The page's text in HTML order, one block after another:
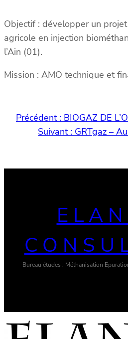
Objectif : développer un
agricole en injection
l’Ain (01).
Mission : AMO technique et
Précédent : BIOGAZ DE
Suivant : GRTgaz –
Bureau études : Méthanisation